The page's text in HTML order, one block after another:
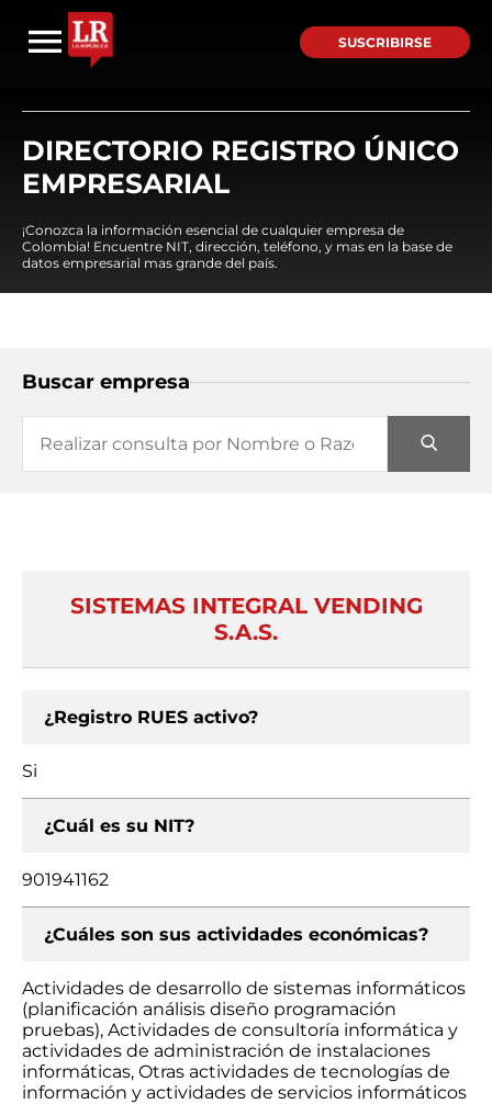
SUSCRIBIRSE
DIRECTORIO REGISTRO ÚNICO
EMPRESARIAL
¡Conozca la información esencial de cualquier empresa de
Colombia! Encuentre NIT, dirección, teléfono, y mas en la base de
datos empresarial mas grande del país.
Buscar empresa
SISTEMAS INTEGRAL VENDING
S.A.S.
¿Registro RUES activo?
Si
¿Cuál es su NIT?
901941162
¿Cuáles son sus actividades económicas?
Actividades de desarrollo de sistemas informáticos
(planificación análisis diseño programación
pruebas), Actividades de consultoría informática y
actividades de administración de instalaciones
informáticas, Otras actividades de tecnologías de
información y actividades de servicios informáticos